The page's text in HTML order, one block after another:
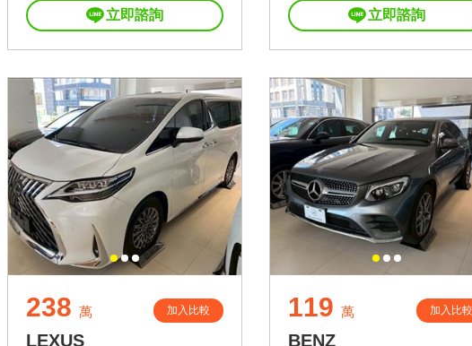
立即諮詢 立即諮詢
238 萬 加入比較
LEXUS
119 萬 加入比較
BENZ